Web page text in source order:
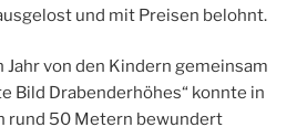
und mit Preisen belohnt.
Jahr von den Kindern gemeinsam
Bild Drabenderhöhes“ konnte in
rund 50 Metern bewundert